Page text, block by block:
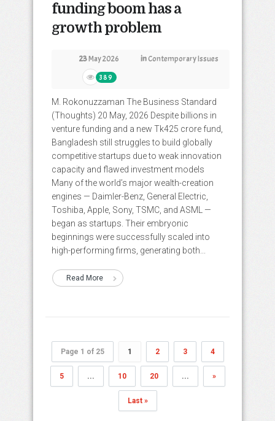
funding boom has a
growth problem
23May 2026 inContemporary Issues
389
M. Rokonuzzaman The Business Standard
(Thoughts) 20 May, 2026 Despite billions in
venture funding and a new Tk425 crore fund,
Bangladesh still struggles to build globally
competitive startups due to weak innovation
capacity and flawed investment models
Many of the world’s major wealth-creation
engines — Daimler-Benz, General Electric,
Toshiba, Apple, Sony, TSMC, and ASML —
began as startups. Their embryonic
beginnings were successfully scaled into
high-performing firms, generating both...
Read More
Page 1 of 25 1 2 3 4
5 ... 10 20 ... »
Last »